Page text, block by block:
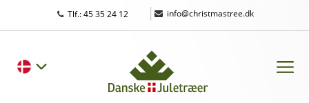
Tlf.: 45 35 24 12 | info@christmastree.dk